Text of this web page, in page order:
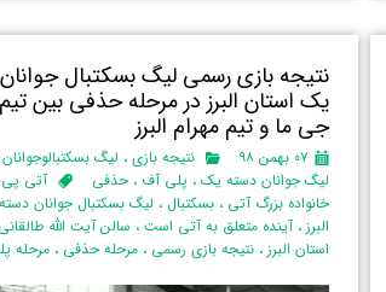
نتیجه بازی رسمی لیگ بسکتبال
یک استان البرز‌ در مرحله حذفی بین
جی ما و تیم مهرام البرز
۰۷ بهمن ۹۸ نتیجه بازی، لیگ
لیگ جوانان دسته یک، پلی آف ، حذفی آتی
خانواده بزرگ آتی ، بسکتبال ، لیگ بسکتبال جوانان
البرز، آینده متعلق به آتی است، سالن آیت الله طالقانی
استان البرز‌، نتیجه بازی رسمی ، مرحله حذفی ، مرحله